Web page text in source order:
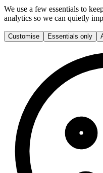
We use a few essentials to
analytics so we can quietly
Customise Essentials only